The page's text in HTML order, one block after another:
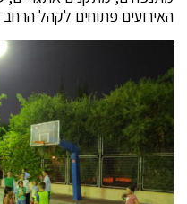
האירועים פתוחים לקהל